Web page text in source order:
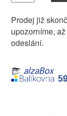
Prodej již
upozorníme,
odeslání.